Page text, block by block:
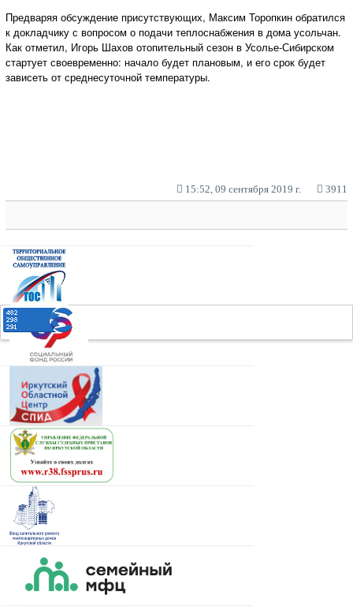
Предваряя обсуждение присутствующих, Максим Торопкин обратился
к докладчику с вопросом о подачи теплоснабжения в дома усольчан.
Как отметил, Игорь Шахов отопительный сезон в Усолье-Сибирском
стартует своевременно: начало будет плановым, и его срок будет
зависеть от среднесуточной температуры.
15:52, 09 сентября 2019 г. 3911